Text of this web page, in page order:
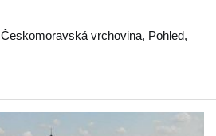
Českomoravská vrchovina, Pohled,